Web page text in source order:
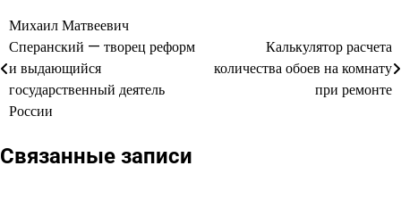
Навигация
по
записям
Михаил Матвеевич
Сперанский — творец реформ
и выдающийся
государственный деятель
России
Калькулятор расчета
количества обоев на комнату
при ремонте
Связанные записи